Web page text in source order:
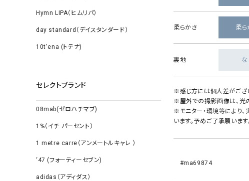
Hymn LIPA（ヒムリパ）
day standard（デイスタンダード）
10t'ena (トテナ)
セレクトブランド
08mab(ゼロハチマブ)
1%（イチ パーセント）
1 metre carre（アンメートルキャレ ）
‘47 (フォーティーセブン)
adidas（アディダス）
柔らかさ 柔ら
裏地 な
※感じ方には個人差がござ
※屋外での撮影画像は、光
※モニター・環境等により
います。予めご了承願います
#ma69874